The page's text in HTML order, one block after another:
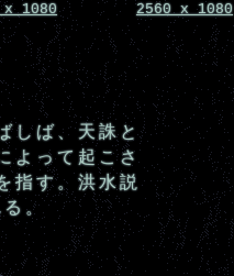
x 1080
2560 x 1080
しば、天誅と
よって起こさ
指す。洪水説
。